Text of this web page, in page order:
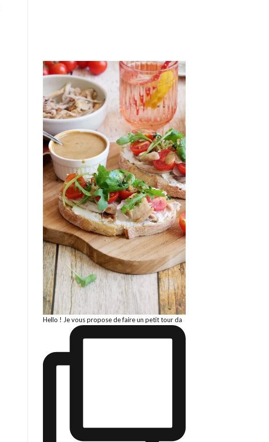
Hello ! Je vous propose de faire un petit tour da